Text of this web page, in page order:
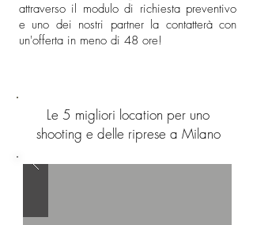
attraverso il modulo di richiesta preventivo
e uno dei nostri partner la contatterà con
un'offerta in meno di 48 ore!
Le 5 migliori location per uno
shooting e delle riprese a Milano